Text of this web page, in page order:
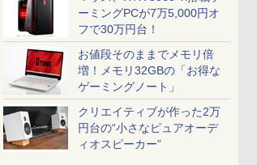
ーミングPCが7万5,000円オ
フで30万円台！
お値段そのままでメモリ倍
増！メモリ32GBの「お得な
ゲーミングノート」
クリエイティブが作った2万
円台の“小さなピュアオーデ
ィオスピーカー”